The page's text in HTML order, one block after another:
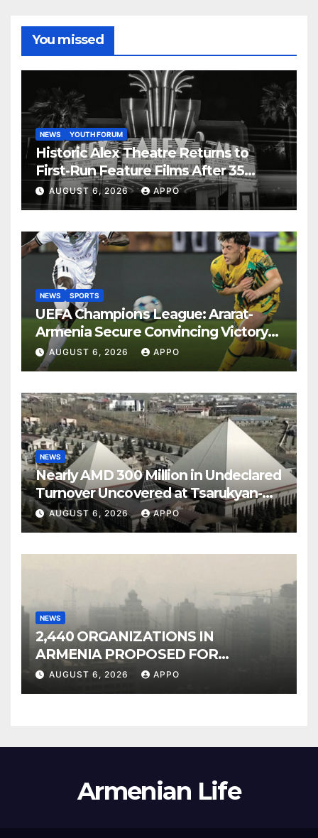
You missed
NEWS YOUTH FORUM
Historic Alex Theatre Returns to
First-Run Feature Films After 35
Years
AUGUST 6, 2026 APPO
NEWS SPORTS
UEFA Champions League: Ararat-
Armenia Secure Convincing Victory
Over Shamrock Rovers 2-0
AUGUST 6, 2026 APPO
NEWS
Nearly AMD 300 Million in Undeclared
Turnover Uncovered at Tsarukyan-
Owned Entertainment Center
AUGUST 6, 2026 APPO
NEWS
2,440 ORGANIZATIONS IN
ARMENIA PROPOSED FOR
INCLUSION IN LIST OF AIR
AUGUST 6, 2026 APPO
Armenian Life